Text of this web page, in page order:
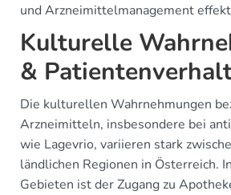
und Arzneimittelmanagement
Kulturelle
&
Die kulturellen Wahrnehmungen
Arzneimitteln, insbesondere bei
wie Lagevrio, variieren stark
ländlichen Regionen in Österreich.
Gebieten ist der Zugang zu